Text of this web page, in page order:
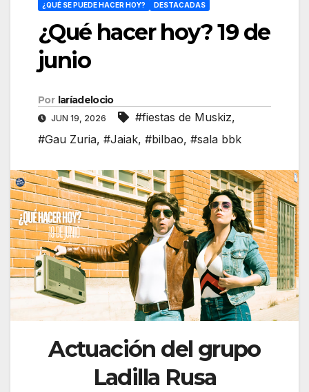
¿QUÉ SE PUEDE HACER HOY? DESTACADAS
¿Qué hacer hoy? 19 de
junio
Por laríadelocio
JUN 19, 2026 #fiestas de Muskiz,
#Gau Zuria, #Jaiak, #bilbao, #sala bbk
Actuación del grupo
Ladilla Rusa